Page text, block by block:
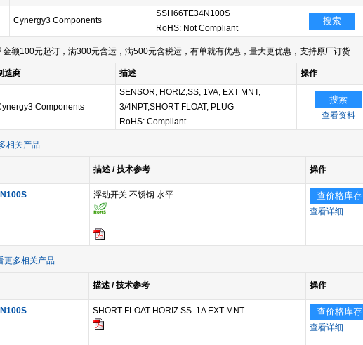
Cynergy3 Components
SSH66TE34N100S
RoHS: Not Compliant
搜索
额100元起订，满300元含运，满500元含税运，有单就有优惠，量大更优惠，支持原厂订货
造商 描述 操作
Components
SENSOR, HORIZ,SS, 1VA, EXT MNT,
3/4NPT,SHORT FLOAT, PLUG
RoHS: Compliant
搜索
查看资料
相关产品
描述 / 技术参考 操作
浮动开关 不锈钢 水平 查价格库存
查看详细
更多相关产品
描述 / 技术参考 操作
SHORT FLOAT HORIZ SS .1A EXT MNT 查价格库存
查看详细